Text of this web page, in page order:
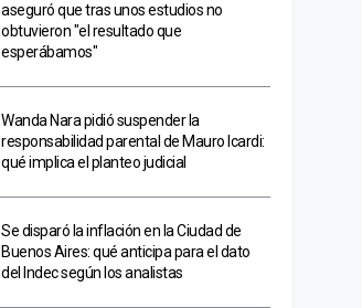
aseguró que tras unos estudios no
obtuvieron "el resultado que
esperábamos"
Wanda Nara pidió suspender la
responsabilidad parental de Mauro Icardi:
qué implica el planteo judicial
Se disparó la inflación en la Ciudad de
Buenos Aires: qué anticipa para el dato
del Indec según los analistas